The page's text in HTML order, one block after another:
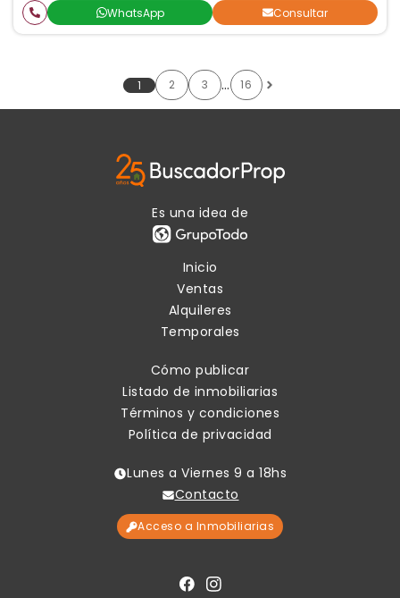
WhatsApp Consultar
1 2 3 … 16
Es una idea de
Inicio
Ventas
Alquileres
Temporales
Cómo publicar
Listado de inmobiliarias
Términos y condiciones
Política de privacidad
Lunes a Viernes 9 a 18hs
Contacto
Acceso a Inmobiliarias